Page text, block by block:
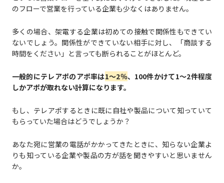
のフローで営業を行っている企業も少なくはありません。
多くの場合、架電する企業は初めての接触で関係性もできてい
ないでしょう。関係性ができていない相手に対し、「商談する
時間をください」と言っても断られることがほとんど。
一般的にテレアポのアポ率は1～2％、100件かけて1～2件程度
しかアポが取れない計算になります。
もし、テレアポするときに既に自社や製品について知っていて
もらっていた場合はどうでしょうか？
あなた宛に営業の電話がかかってきたときに、知らない企業よ
りも知っている企業や製品の方が話を聞きやすいと思いません
か。